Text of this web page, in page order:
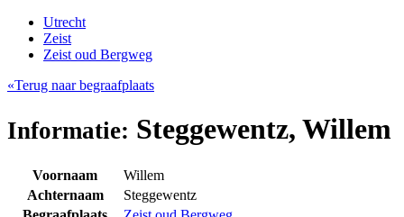
Utrecht
Zeist
Zeist oud Bergweg
«Terug naar begraafplaats
Informatie: Steggewentz, Willem
Voornaam
Willem
Achternaam
Steggewentz